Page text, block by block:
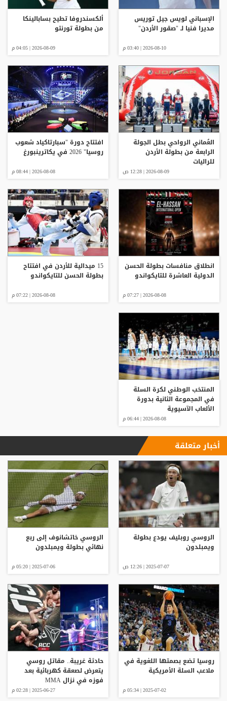
الإسباني لويس جيل توريس
مديرا فنيا لـ "صقور الأردن"
2026-08-10 | 03:40 م
ألكسندروفا تطيح بسابالينكا
من بطولة تورنتو
2026-08-09 | 04:05 م
العُماني الرواحي بطل الجولة
الرابعة من بطولة الأردن
للراليات
2026-08-09 | 12:28 ص
افتتاح دورة "سبارتاكياد شعوب
روسيا" 2026 في يكاترينبورغ
2026-08-08 | 08:44 م
انطلاق منافسات بطولة الحسن
الدولية العاشرة للتايكواندو
2026-08-08 | 07:27 م
15 ميدالية للأردن في افتتاح
بطولة الحسن للتايكواندو
2026-08-08 | 07:22 م
المنتخب الوطني لكرة السلة
في المجموعة الثانية بدورة
الألعاب الآسيوية
2026-08-08 | 06:44 م
أخبار متعلقة
الروسي روبليف يودع بطولة
ويمبلدون
2025-07-07 | 12:26 ص
الروسي خاتشانوف إلى ربع
نهائي بطولة ويمبلدون
2025-07-06 | 05:20 م
روسيا تضع بصمتها اللغوية في
ملاعب السلة الأمريكية
2025-07-02 | 05:34 م
حادثة غريبة.. مقاتل روسي
يتعرض لصعقة كهربائية بعد
فوزه في نزال MMA
2025-06-27 | 02:28 م